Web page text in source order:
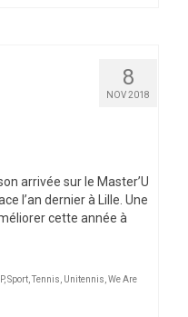
8
NOV 2018
arrivée sur le Master’U
l’an dernier à Lille. Une
cette année à
,Sport,Tennis, Unitennis,We Are